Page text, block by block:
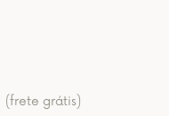
(frete grátis)